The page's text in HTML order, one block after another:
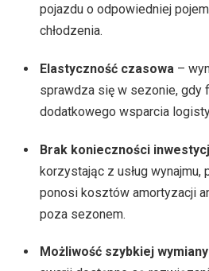
pojazdu o odpowiedniej
chłodzenia.
Elastyczność czasowa –
sprawdza się w sezonie, gdy
dodatkowego wsparcia
Brak konieczności
korzystając z usług
ponosi kosztów amortyzacji
poza sezonem.
Możliwość szybkiej